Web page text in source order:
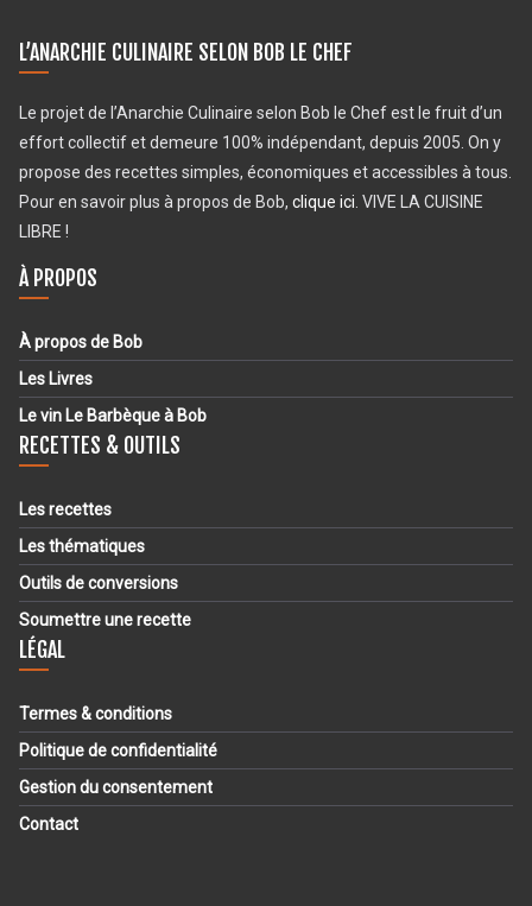
L’ANARCHIE CULINAIRE SELON BOB LE CHEF
Le projet de l’Anarchie Culinaire selon Bob le Chef est le fruit d’un
effort collectif et demeure 100% indépendant, depuis 2005. On y
propose des recettes simples, économiques et accessibles à tous.
Pour en savoir plus à propos de Bob, clique ici . VIVE LA CUISINE
LIBRE !
À PROPOS
À propos de Bob
Les Livres
Le vin Le Barbèque à Bob
RECETTES & OUTILS
Les recettes
Les thématiques
Outils de conversions
Soumettre une recette
LÉGAL
Termes & conditions
Politique de confidentialité
Gestion du consentement
Contact